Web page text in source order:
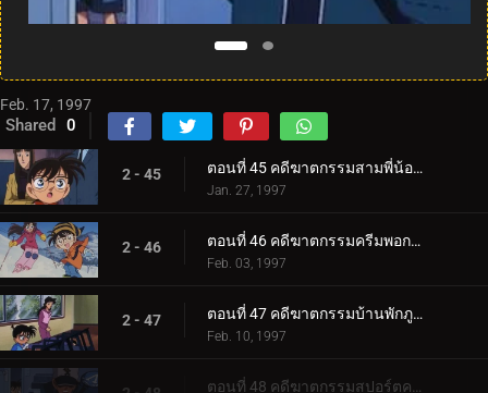
Feb. 17, 1997
Shared 0
2 - 45 ตอนที่ 45 คดีฆาตกรรมสามพี่น้องฮอตตะ
Jan. 27, 1997
2 - 46 ตอนที่ 46 คดีฆาตกรรมครีมพอกหน้า
Feb. 03, 1997
2 - 47 ตอนที่ 47 คดีฆาตกรรมบ้านพักภูเขาหิมะ
Feb. 10, 1997
ตอนที่ 48 คดีฆาตกรรมสปอร์ตคลับ